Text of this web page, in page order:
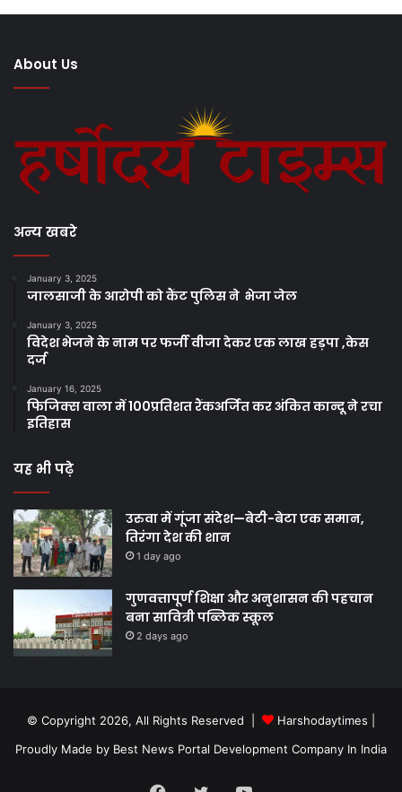
About Us
अन्य खबरे
January 3, 2025
जालसाजी के आरोपी को कैंट पुलिस ने भेजा जेल
January 3, 2025
विदेश भेजने के नाम पर फर्जी वीजा देकर एक लाख हड़पा ,केस
दर्ज
January 16, 2025
फिजिक्स वाला में 100प्रतिशत रैंकअर्जित कर अंकित कान्दू ने रचा
इतिहास
यह भी पढ़े
उरुवा में गूंजा संदेश—बेटी-बेटा एक समान,
तिरंगा देश की शान
1 day ago
गुणवत्तापूर्ण शिक्षा और अनुशासन की पहचान
बना सावित्री पब्लिक स्कूल
2 days ago
© Copyright 2026, All Rights Reserved | Harshodaytimes
Proudly Made by Best News Portal Development Company In India